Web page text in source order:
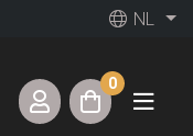
NL
0